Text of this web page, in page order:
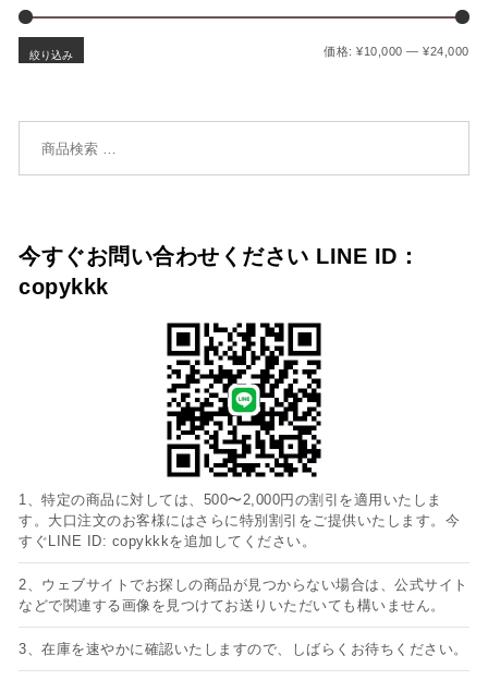
最
最
絞り込み 価格:¥10,000 —¥24,000
今すぐお問い合わせください LINE ID：
copykkk
1、特定の商品に対しては、500〜2,000円の割引を適用いたしま
す。大口注文のお客様にはさらに特別割引をご提供いたします。今
すぐLINE ID: copykkkを追加してください。
2、ウェブサイトでお探しの商品が見つからない場合は、公式サイト
などで関連する画像を見つけてお送りいただいても構いません。
3、在庫を速やかに確認いたしますので、しばらくお待ちください。